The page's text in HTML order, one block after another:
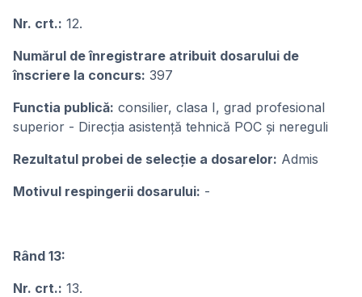
Nr. crt.: 12.
Numărul de înregistrare atribuit dosarului de
înscriere la concurs: 397
Functia publică: consilier, clasa I, grad profesional
superior - Direcția asistență tehnică POC și nereguli
Rezultatul probei de selecție a dosarelor: Admis
Motivul respingerii dosarului: -
Rând 13:
Nr. crt.: 13.